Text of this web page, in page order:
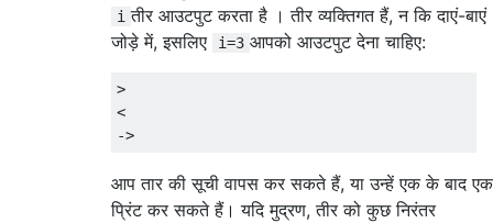
i तीर आउटपुट करता है । तीर व्यक्तिगत हैं, न कि दाएं-बाएं
जोड़े में, इसलिए
i=3 आपको आउटपुट देना चाहिए:
>
<
आप तार की सूची वापस कर सकते हैं, या उन्हें एक के बाद एक
प्रिंट कर सकते हैं। यदि मुद्रण, तीर को कुछ निरंतर